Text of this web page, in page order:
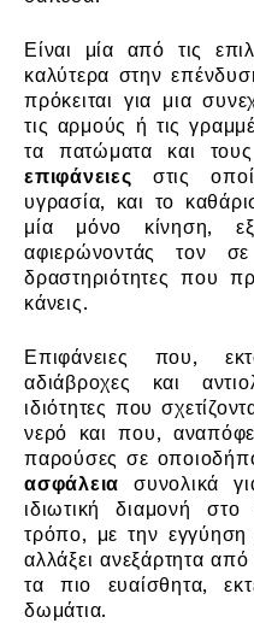
Είναι μία από τις
καλύτερα στην
πρόκειται για μια
τις αρμούς ή τις
τα πατώματα και
επιφάνειες στις
υγρασία, και το
μία μόνο κίνηση,
αφιερώνοντάς τον
δραστηριότητες που
κάνεις.
Επιφάνειες που,
αδιάβροχες και
ιδιότητες που
νερό και που,
παρούσες σε
ασφάλεια συνολικά
ιδιωτική διαμονή
τρόπο, με την
αλλάξει ανεξάρτητα
τα πιο ευαίσθητα,
δωμάτια.